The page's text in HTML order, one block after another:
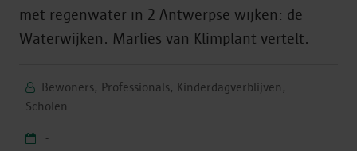
met regenwater in 2 Antwerpse wijken: de
Waterwijken. Marlies van Klimplant vertelt.
Bewoners, Professionals, Kinderdagverblijven,
Scholen
-